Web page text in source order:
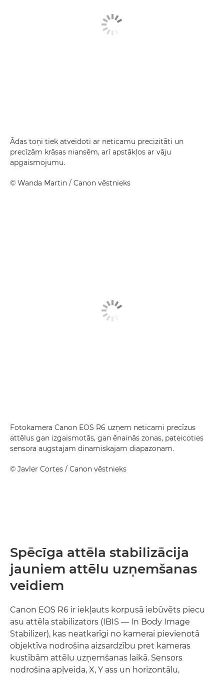
Ādas toņi tiek atveidoti ar neticamu precizitāti un
precīzām krāsas niansēm, arī apstākļos ar vāju
apgaismojumu.
© Wanda Martin / Canon vēstnieks
Fotokamera Canon EOS R6 uzņem neticami precīzus
attēlus gan izgaismotās, gan ēnainās zonas, pateicoties
sensora augstajam dinamiskajam diapazonam.
© Javler Cortes / Canon vēstnieks
Spēcīga attēla stabilizācija
jauniem attēlu uzņemšanas
veidiem
Canon EOS R6 ir iekļauts korpusā iebūvēts piecu
asu attēla stabilizators (IBIS — In Body Image
Stabilizer), kas neatkarīgi no kamerai pievienotā
objektīva nodrošina aizsardzību pret kameras
kustībām attēlu uzņemšanas laikā. Sensors
nodrošina apļveida, X, Y ass un horizontālu,